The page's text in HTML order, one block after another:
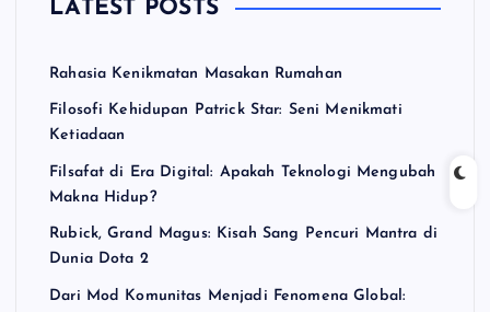
LATEST POSTS
Rahasia Kenikmatan Masakan Rumahan
Filosofi Kehidupan Patrick Star: Seni Menikmati
Ketiadaan
Filsafat di Era Digital: Apakah Teknologi Mengubah
Makna Hidup?
Rubick, Grand Magus: Kisah Sang Pencuri Mantra di
Dunia Dota 2
Dari Mod Komunitas Menjadi Fenomena Global: